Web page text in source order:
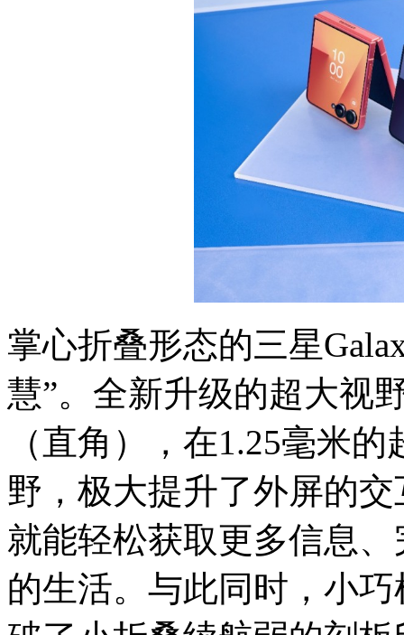
掌心折叠形态的三星
慧”。全新升级的超大视
（直角），在1.25毫米
野，极大提升了外屏的
就能轻松获取更多信息
的生活。与此同时，小